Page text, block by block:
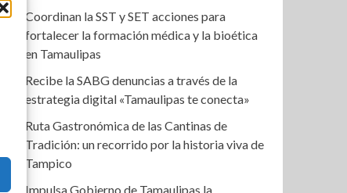
Coordinan la SST y SET acciones para
fortalecer la formación médica y la bioética
en Tamaulipas
Recibe la SABG denuncias a través de la
estrategia digital «Tamaulipas te conecta»
Ruta Gastronómica de las Cantinas de
Tradición: un recorrido por la historia viva de
Tampico
Impulsa Gobierno de Tamaulipas la